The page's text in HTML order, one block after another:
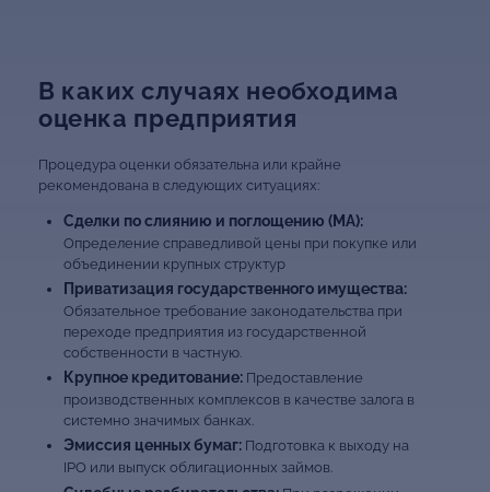
В каких случаях необходима
оценка предприятия
Процедура оценки обязательна или крайне
рекомендована в следующих ситуациях:
Сделки по слиянию и поглощению (MA):
Определение справедливой цены при покупке или
объединении крупных структур
Приватизация государственного имущества:
Обязательное требование законодательства при
переходе предприятия из государственной
собственности в частную.
Крупное кредитование:Предоставление
производственных комплексов в качестве залога в
системно значимых банках.
Эмиссия ценных бумаг:Подготовка к выходу на
IPO или выпуск облигационных займов.